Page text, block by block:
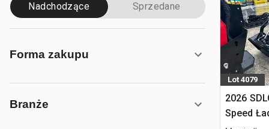
Nadchodzące Sprzedane
Forma zakupu
Branże
Lot 4079
2026
Speed